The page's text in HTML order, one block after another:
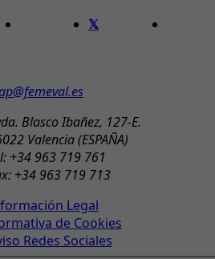
Blasco Ibañez, 127-E.
Valencia (ESPAÑA)
+34 963 719 761
+34 963 719 713
Legal
de Cookies
Redes Sociales